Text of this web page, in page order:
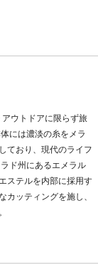
ウトドアに限らず旅
には濃淡の糸をメラ
ており、現代のライフ
ド州にあるエメラル
ステルを内部に採用す
カッティングを施し、